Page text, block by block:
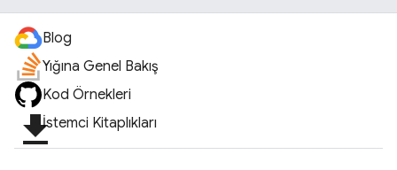
Blog
Yığına Genel Bakış
Kod Örnekleri
file_downloadİstemci Kitaplıkları